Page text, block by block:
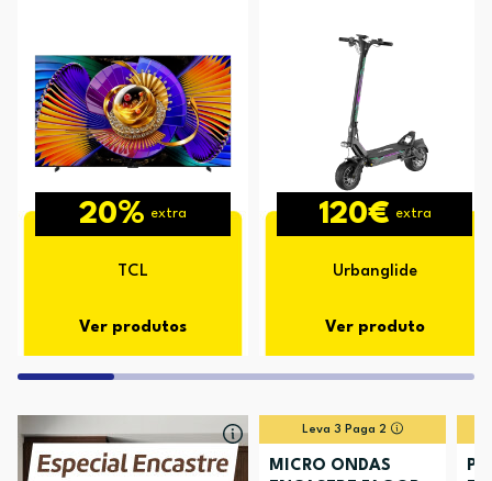
20% extra
TCL
Ver produtos
120€ extra
Urbanglide
Ver produto
Leva 3 Paga 2
MICRO ONDAS